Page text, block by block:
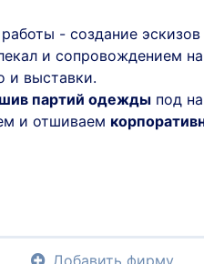
- создание
и сопровождением
и выставки.
партий одежды под
и отшиваем
Добавить фирму